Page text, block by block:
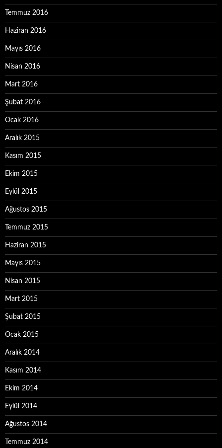
Temmuz 2016
Haziran 2016
Mayıs 2016
Nisan 2016
Mart 2016
Şubat 2016
Ocak 2016
Aralık 2015
Kasım 2015
Ekim 2015
Eylül 2015
Ağustos 2015
Temmuz 2015
Haziran 2015
Mayıs 2015
Nisan 2015
Mart 2015
Şubat 2015
Ocak 2015
Aralık 2014
Kasım 2014
Ekim 2014
Eylül 2014
Ağustos 2014
Temmuz 2014